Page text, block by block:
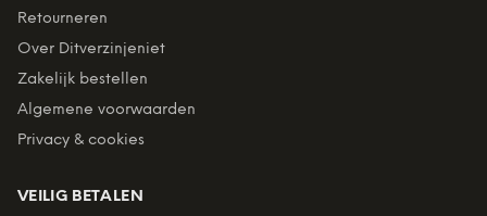
Retourneren
Over Ditverzinjeniet
Zakelijk bestellen
Algemene voorwaarden
Privacy & cookies
VEILIG BETALEN